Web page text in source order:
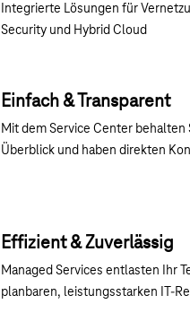
ntegrierte Lösungen für
Security und Hybrid Cloud
Einfach & Transparent
Mit dem Service Center behalten
Überblick und haben direkten
Effizient & Zuverlässig
Managed Services entlasten Ihr
planbaren, leistungsstarken IT-